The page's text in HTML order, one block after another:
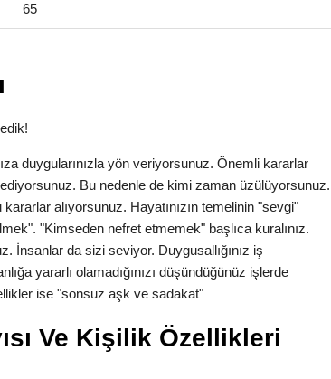
65
duygularınızla yön veriyorsunuz. Önemli kararlar
ediyorsunuz. Bu nedenle de kimi zaman üzülüyorsunuz.
alıyorsunuz. Hayatınızın temelinin "sevgi"
"Kimseden nefret etmemek" başlıca kuralınız.
İnsanlar da sizi seviyor. Duygusallığınız iş
yararlı olamadığınızı düşündüğünüz işlerde
ise "sonsuz aşk ve sadakat"
Ve Kişilik Özellikleri